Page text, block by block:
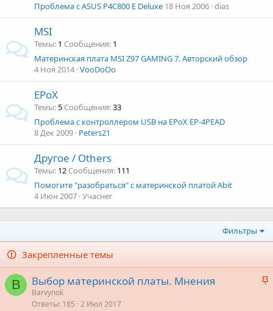
Проблема с ASUS P4C800 E Deluxe 18 Ноя 2006 dias
MSI
Темы 1 Сообщения 1
Материнская плата MSI Z97 GAMING 7. Авторский обзор
4 Ноя 2014 VooDoOo
EPoX
Темы 5 Сообщения 33
Проблема с контроллером USB на EPoX EP-4PEAD
8 Дек 2009 Peters21
Другое / Others
Темы 12 Сообщения 111
Помогите "разобраться" с материнской платой Abit
4 Июн 2007 Учаснег
Фильтры
Закрепленные темы
B
З
Выбор материнской платы. Мнения
Barvynok
Ответы 185 2 Июл 2017